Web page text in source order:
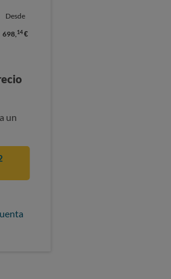
Desde
698,14€
un